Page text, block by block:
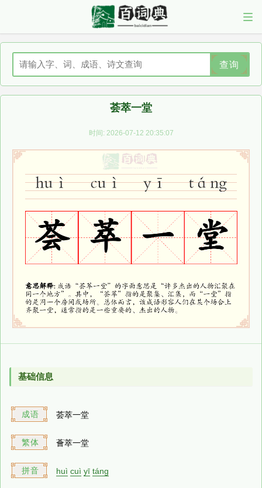
查询
荟萃一堂
时间: 2026-07-12 20:35:07
基础信息
成语 荟萃一堂
繁体 薈萃一堂
拼音 huì cuì yī táng